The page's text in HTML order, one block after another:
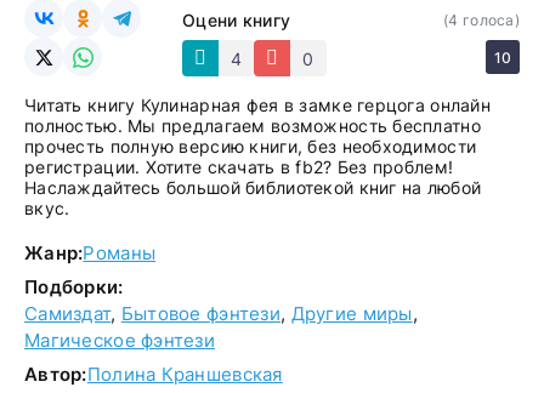
Оцени книгу
4
0
(4 голоса)
10
Читать книгу Кулинарная фея в замке герцога онлайн
полностью. Мы предлагаем возможность бесплатно
прочесть полную версию книги, без необходимости
регистрации. Хотите скачать в fb2? Без проблем!
Наслаждайтесь большой библиотекой книг на любой
вкус.
Жанр:Романы
Подборки:
Самиздат, Бытовое фэнтези, Другие миры,
Магическое фэнтези
Автор:Полина Краншевская